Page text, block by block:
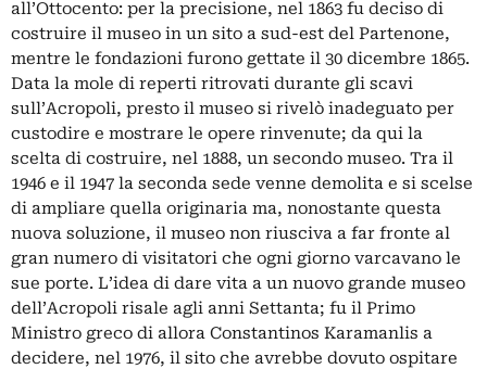
all’Ottocento: per la precisione, nel 1863 fu deciso di
costruire il museo in un sito a sud-est del Partenone,
mentre le fondazioni furono gettate il 30 dicembre 1865.
Data la mole di reperti ritrovati durante gli scavi
sull’Acropoli, presto il museo si rivelò inadeguato per
custodire e mostrare le opere rinvenute; da qui la
scelta di costruire, nel 1888, un secondo museo. Tra il
1946 e il 1947 la seconda sede venne demolita e si scelse
di ampliare quella originaria ma, nonostante questa
nuova soluzione, il museo non riusciva a far fronte al
gran numero di visitatori che ogni giorno varcavano le
sue porte. L’idea di dare vita a un nuovo grande museo
dell’Acropoli risale agli anni Settanta; fu il Primo
Ministro greco di allora Constantinos Karamanlis a
decidere, nel 1976, il sito che avrebbe dovuto ospitare